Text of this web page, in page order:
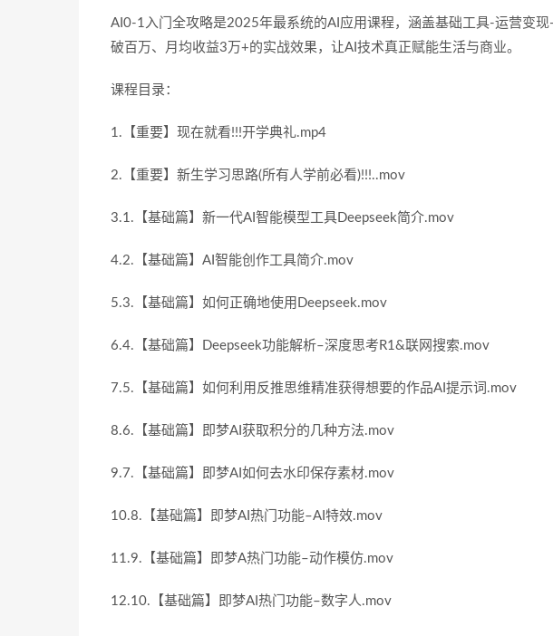
AI0-1入门全攻略是2025年最系统的AI应用课程，涵盖基础工具-运营变
破百万、月均收益3万+的实战效果，让AI技术真正赋能生活与商业。
课程目录：
1.【重要】现在就看!!!开学典礼.mp4
2.【重要】新生学习思路(所有人学前必看)!!!..mov
3.1.【基础篇】新一代AI智能模型工具Deepseek简介.mov
4.2.【基础篇】AI智能创作工具简介.mov
5.3.【基础篇】如何正确地使用Deepseek.mov
6.4.【基础篇】Deepseek功能解析–深度思考R1&联网搜索.mov
7.5.【基础篇】如何利用反推思维精准获得想要的作品AI提示词.mov
8.6.【基础篇】即梦AI获取积分的几种方法.mov
9.7.【基础篇】即梦AI如何去水印保存素材.mov
10.8.【基础篇】即梦AI热门功能–AI特效.mov
11.9.【基础篇】即梦A热门功能–动作模仿.mov
12.10.【基础篇】即梦AI热门功能–数字人.mov